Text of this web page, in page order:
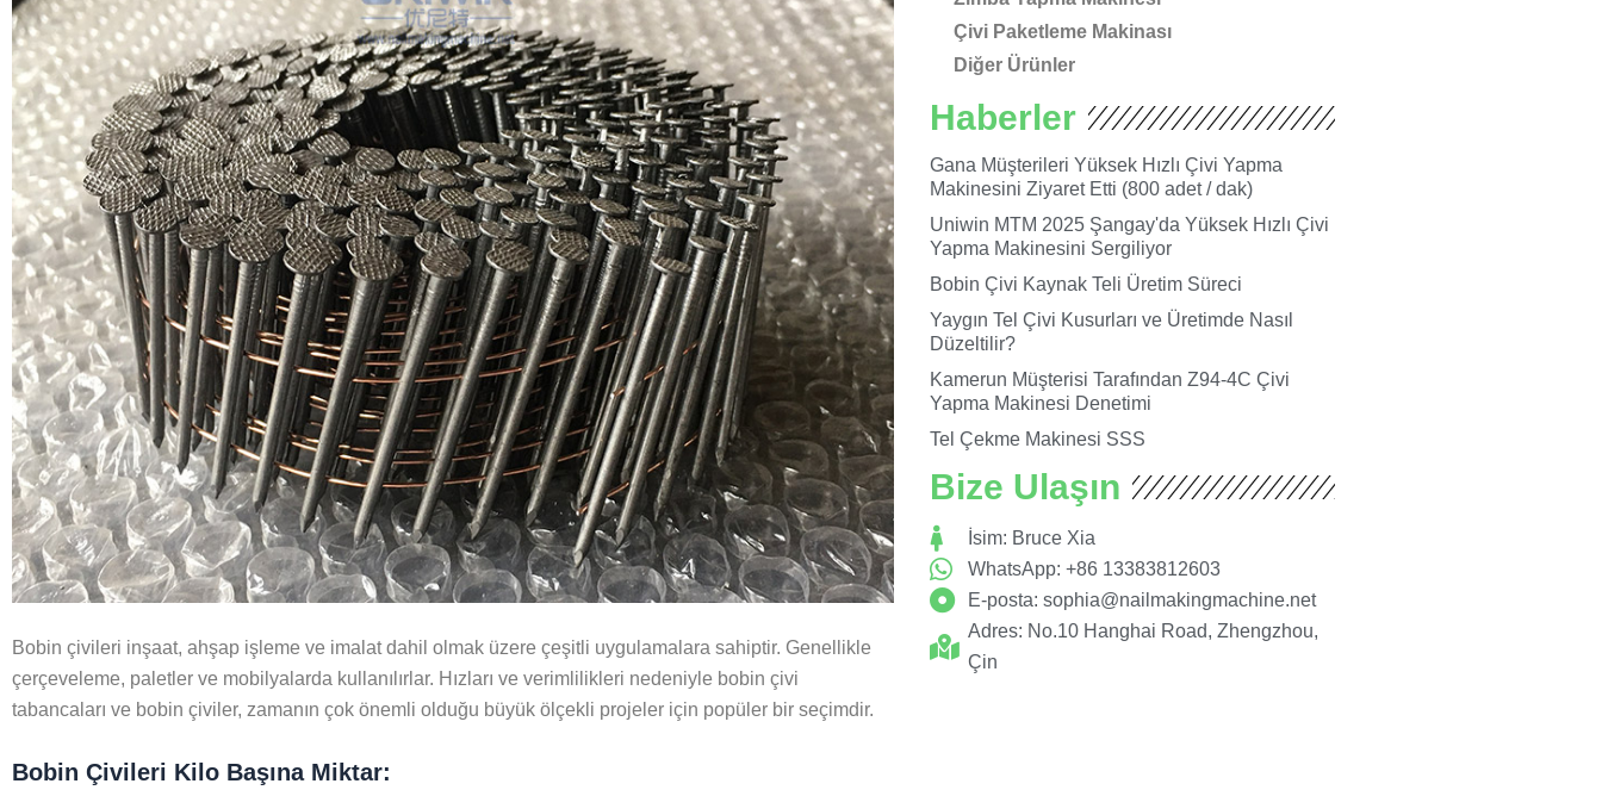
Bobin çivileri inşaat, ahşap işleme ve imalat dahil olmak üzere çeşitli uygulamalara sahiptir. Genellikle
çerçeveleme, paletler ve mobilyalarda kullanılırlar. Hızları ve verimlilikleri nedeniyle bobin çivi
tabancaları ve bobin çiviler, zamanın çok önemli olduğu büyük ölçekli projeler için popüler bir seçimdir.
Bobin Çivileri Kilo Başına Miktar:
Çivi Paketleme Makinası
Diğer Ürünler
Haberler
Gana Müşterileri Yüksek Hızlı Çivi Yapma
Makinesini Ziyaret Etti (800 adet / dak)
Uniwin MTM 2025 Şangay'da Yüksek Hızlı Çivi
Yapma Makinesini Sergiliyor
Bobin Çivi Kaynak Teli Üretim Süreci
Yaygın Tel Çivi Kusurları ve Üretimde Nasıl
Düzeltilir?
Kamerun Müşterisi Tarafından Z94-4C Çivi
Yapma Makinesi Denetimi
Tel Çekme Makinesi SSS
Bize Ulaşın
İsim: Bruce Xia
WhatsApp: +86 13383812603
E-posta:sophia@nailmakingmachine.net
Adres: No.10 Hanghai Road, Zhengzhou,
Çin